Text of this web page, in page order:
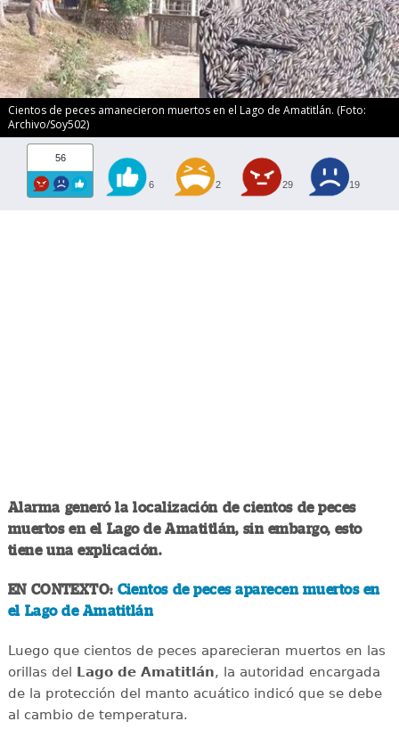
Cientos de peces amanecieron muertos en el Lago de Amatitlán. (Foto:
Archivo/Soy502)
56
6 2 29 19
Alarma generó la localización de cientos de peces
muertos en el Lago de Amatitlán, sin embargo, esto
tiene una explicación.
EN CONTEXTO: Cientos de peces aparecen muertos en
el Lago de Amatitlán
Luego que cientos de peces aparecieran muertos en las
orillas del Lago de Amatitlán, la autoridad encargada
de la protección del manto acuático indicó que se debe
al cambio de temperatura.